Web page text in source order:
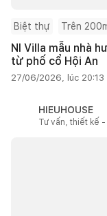
Biệt thự Trên
NI Villa mẫu nhà
từ phố cổ Hội An
27/06/2026, lúc 20:13
HIEUHOUSE
Tư vấn, thiết kế